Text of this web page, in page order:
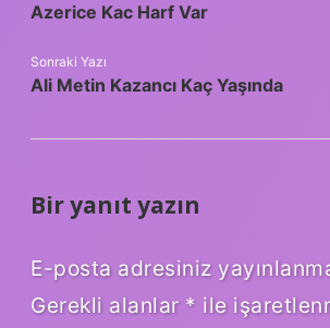
Azerice Kac Harf Var
Sonraki Yazı
Ali Metin Kazancı Kaç Yaşında
Bir yanıt yazın
E-posta adresiniz
Gerekli alanlar * ile